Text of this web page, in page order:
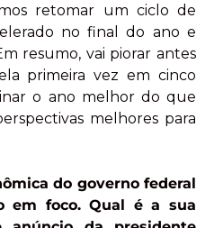
retomar um ciclo de
no final do ano e
resumo, vai piorar antes
primeira vez em cinco
o ano melhor do que
melhores para
do governo federal
em foco. Qual é a sua